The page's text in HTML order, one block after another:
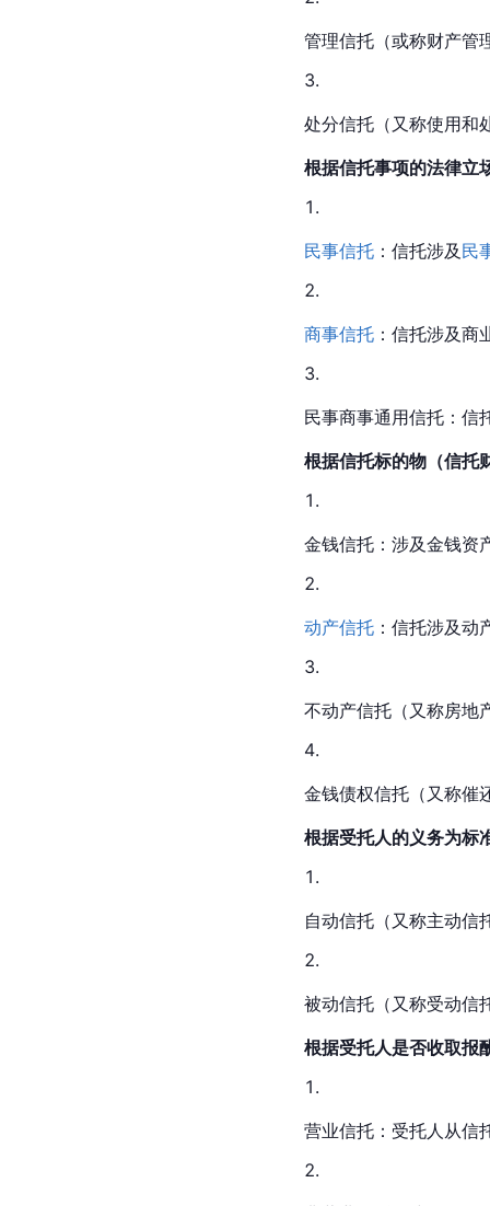
管理信托（或称财产管
处分信托（又称使用和
根据信托事项的法律立
民事信托 ：信托涉及 民
商事信托 ：信托涉及商
民事商事通用信托：信
根据信托标的物（信托
金钱信托：涉及金钱资
动产信托 ：信托涉及动
不动产信托（又称房地
金钱债权信托（又称催
根据受托人的义务为标
自动信托（又称主动信
被动信托（又称受动信
根据受托人是否收取报
营业信托：受托人从信